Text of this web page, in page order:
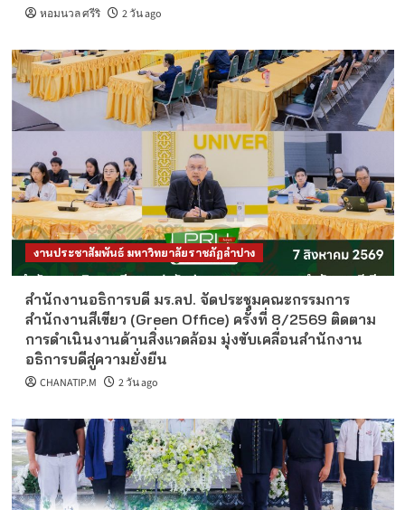
หอมนวล ศรีริ 2 วัน ago
งานประชาสัมพันธ์ มหาวิทยาลัยราชภัฏลำปาง
สำนักงานอธิการบดี มร.ลป. จัดประชุมคณะกรรมการ
สำนักงานสีเขียว (Green Office) ครั้งที่ 8/2569 ติดตาม
การดำเนินงานด้านสิ่งแวดล้อม มุ่งขับเคลื่อนสำนักงาน
อธิการบดีสู่ความยั่งยืน
CHANATIP.M 2 วัน ago